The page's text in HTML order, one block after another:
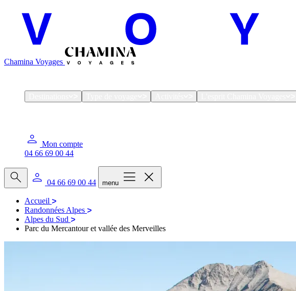
Chamina Voyages
Mon compte
04 66 69 00 44
04 66 69 00 44 menu
Accueil
Randonnées Alpes
Alpes du Sud
Parc du Mercantour et vallée des Merveilles